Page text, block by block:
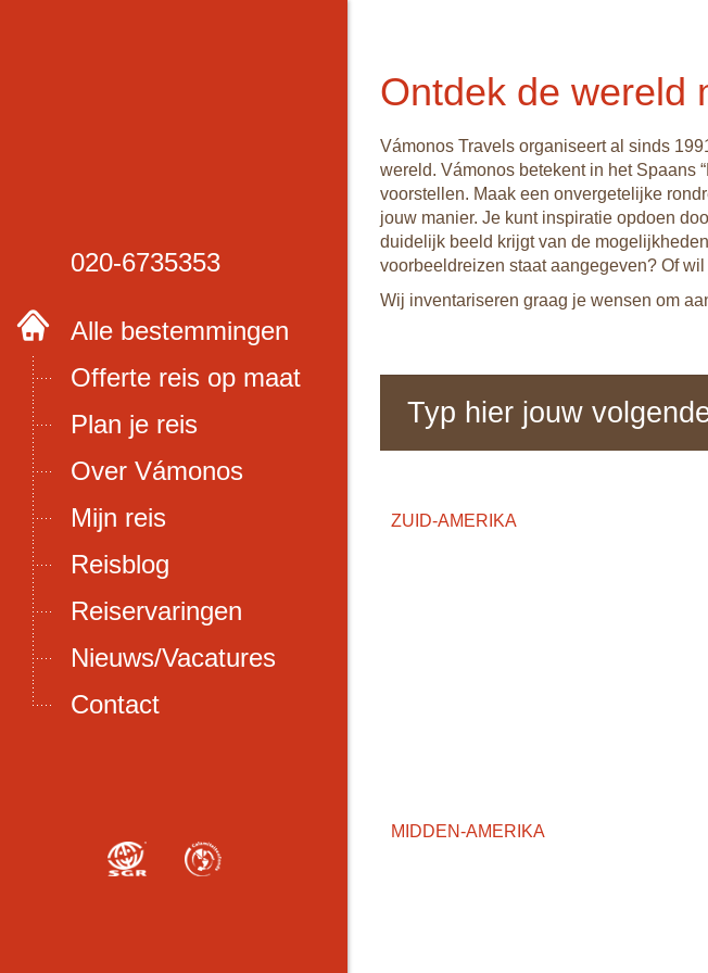
020-6735353
Alle bestemmingen
Offerte reis op maat
Plan je reis
Over Vámonos
Mijn reis
Reisblog
Reiservaringen
Nieuws/Vacatures
Contact
Ontdek de wereld
Vámonos Travels organiseert al sinds
wereld. Vámonos betekent in het Spaans
voorstellen. Maak een onvergetelijke
jouw manier. Je kunt inspiratie opdoen
duidelijk beeld krijgt van de
voorbeeldreizen staat aangegeven? Of
Wij inventariseren graag je wensen om
ZUID-AMERIKA
MIDDEN-AMERIKA